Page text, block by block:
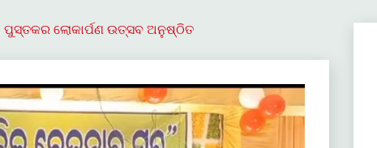
ପୁସ୍ତକର ଲୋକାର୍ପଣ ଉତ୍ସବ ଅନୁଷ୍ଠିତ